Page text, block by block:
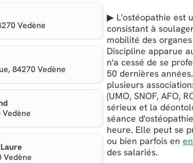
Vedène
84270 Vedène
Vedène
Vedène
▶ L'ostéopathie est
consistant à
mobilité des
Discipline apparue
n'a cessé de se
50 dernières
plusieurs
(UMO, SNOF, AFO,
sérieux et la
séance
heure. Elle peut se
ou bien parfois en
des salariés.